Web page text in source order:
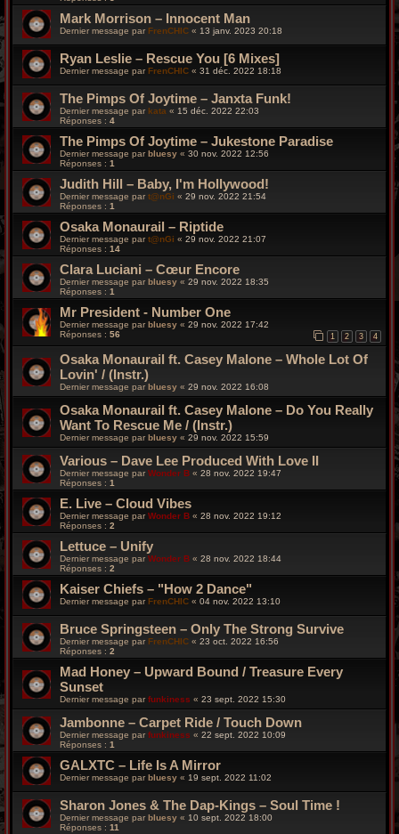
Mark Morrison – Innocent Man
Dernier message par FrenCHIC « 13 janv. 2023 20:18
Ryan Leslie – Rescue You [6 Mixes]
Dernier message parFrenCHIC « 31 déc. 2022 18:18
The Pimps Of Joytime – Janxta Funk!
Dernier message par kata « 15 déc. 2022 22:03
Réponses : 4
The Pimps Of Joytime – Jukestone Paradise
Dernier message parbluesy « 30 nov. 2022 12:56
Réponses : 1
Judith Hill – Baby, I'm Hollywood!
Dernier message par t@nGi « 29 nov. 2022 21:54
Réponses : 1
Osaka Monaurail – Riptide
Dernier message part@nGi « 29 nov. 2022 21:07
Réponses : 14
Clara Luciani – Cœur Encore
Dernier message par bluesy « 29 nov. 2022 18:35
Réponses : 1
Mr President - Number One
Dernier message parbluesy « 29 nov. 2022 17:42
Réponses : 56 1 2 3 4
Osaka Monaurail ft. Casey Malone – Whole Lot Of
Lovin' / (Instr.)
Dernier message par bluesy « 29 nov. 2022 16:08
Osaka Monaurail ft. Casey Malone – Do You Really
Want To Rescue Me / (Instr.)
Dernier message par bluesy « 29 nov. 2022 15:59
Various – Dave Lee Produced With Love II
Dernier message par Wonder B « 28 nov. 2022 19:47
Réponses : 1
E. Live – Cloud Vibes
Dernier message parWonder B « 28 nov. 2022 19:12
Réponses : 2
Lettuce – Unify
Dernier message par Wonder B « 28 nov. 2022 18:44
Réponses : 2
Kaiser Chiefs – "How 2 Dance"
Dernier message parFrenCHIC « 04 nov. 2022 13:10
Bruce Springsteen – Only The Strong Survive
Dernier message par FrenCHIC « 23 oct. 2022 16:56
Réponses : 2
Mad Honey – Upward Bound / Treasure Every
Sunset
Dernier message par funkiness « 23 sept. 2022 15:30
Jambonne – Carpet Ride / Touch Down
Dernier message par funkiness « 22 sept. 2022 10:09
Réponses : 1
GALXTC – Life Is A Mirror
Dernier message parbluesy « 19 sept. 2022 11:02
Sharon Jones & The Dap-Kings – Soul Time !
Dernier message par bluesy « 10 sept. 2022 18:00
Réponses : 11